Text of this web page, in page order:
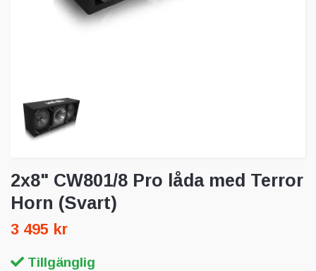
2x8" CW801/8 Pro låda med Terror
Horn (Svart)
3 495 kr
Tillgänglig